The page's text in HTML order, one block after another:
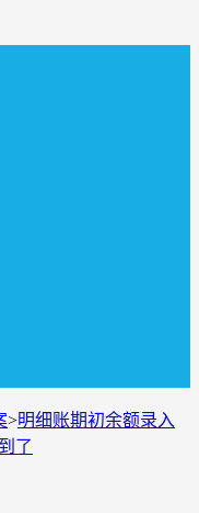
>明细账期初余额录入
了